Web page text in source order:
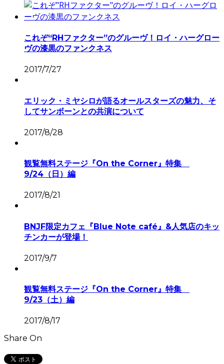
これぞ“RHファクター”のグルーヴ！ロイ・ハーグロー
ヴの漆黒のファンクネス
2017/7/27
エリック・ミヤシロが語るオールスターズの魅力、そ
してサンボーンとの共演について
2017/8/28
観覧無料ステージ『On the Corner』特集
9/24（日）編
2017/8/21
BNJF限定カフェ『Blue Note café』&人気店のキッ
チンカーが登場！
2017/9/7
観覧無料ステージ『On the Corner』特集
9/23（土）編
2017/8/17
Share On